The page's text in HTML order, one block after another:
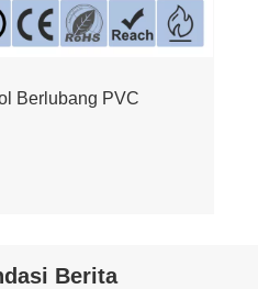
Berlubang PVC
Berita